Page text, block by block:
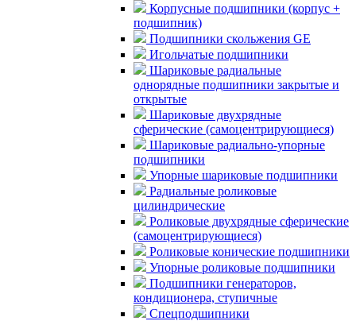
Корпусные подшипники (корпус +
подшипник)
Подшипники скольжения GE
Игольчатые подшипники
Шариковые радиальные
однорядные подшипники закрытые и
открытые
Шариковые двухрядные
сферические (самоцентрирующиеся)
Шариковые радиально-упорные
подшипники
Упорные шариковые подшипники
Радиальные роликовые
цилиндрические
Роликовые двухрядные сферические
(самоцентрирующиеся)
Роликовые конические подшипники
Упорные роликовые подшипники
Подшипники генераторов,
кондиционера, ступичные
Спецподшипники